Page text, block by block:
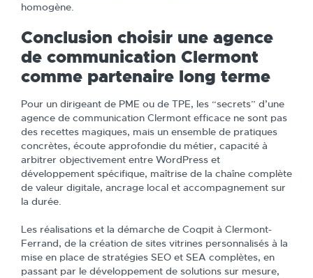
homogène.
Conclusion choisir une agence
de communication Clermont
comme partenaire long terme
Pour un dirigeant de PME ou de TPE, les “secrets” d’une
agence de communication Clermont efficace ne sont pas
des recettes magiques, mais un ensemble de pratiques
concrètes, écoute approfondie du métier, capacité à
arbitrer objectivement entre WordPress et
développement spécifique, maîtrise de la chaîne complète
de valeur digitale, ancrage local et accompagnement sur
la durée.
Les réalisations et la démarche de Coqpit à Clermont-
Ferrand, de la création de sites vitrines personnalisés à la
mise en place de stratégies SEO et SEA complètes, en
passant par le développement de solutions sur mesure,